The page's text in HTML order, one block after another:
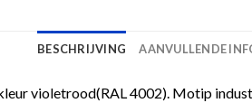
BESCHRIJVING AANVULLENDE
violetrood(RAL 4002). Motip